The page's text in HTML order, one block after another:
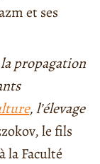
et ses
propagation
, l’élevage
le fils
la Faculté